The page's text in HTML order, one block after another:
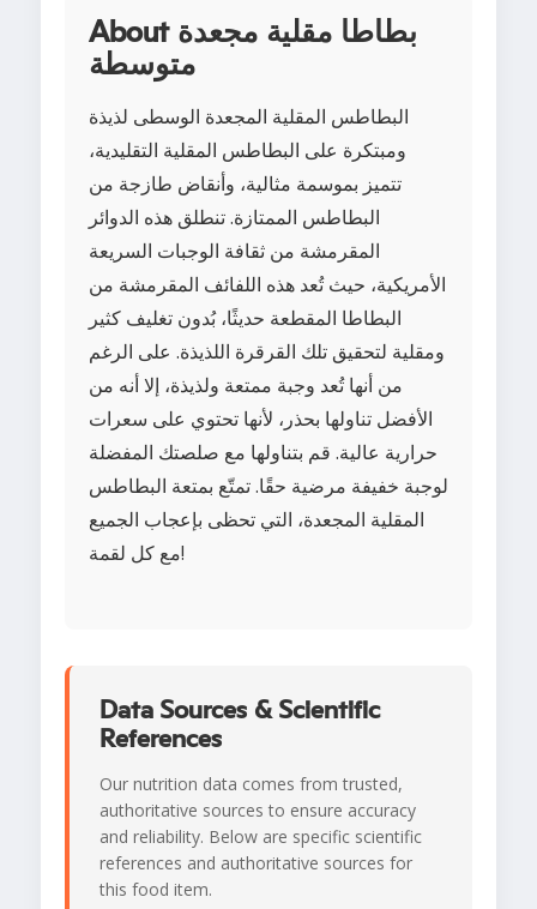
About بطاطا مقلية مجعدة
متوسطة
البطاطس المقلية المجعدة الوسطى لذيذة
ومبتكرة على البطاطس المقلية التقليدية،
تتميز بموسمة مثالية، وأنقاض طازجة من
البطاطس الممتازة. تنطلق هذه الدوائر
المقرمشة من ثقافة الوجبات السريعة
الأمريكية، حيث تُعد هذه اللفائف المقرمشة من
البطاطا المقطعة حديثًا، بُدون تغليف كثير
ومقلية لتحقيق تلك القرقرة اللذيذة. على الرغم
من أنها تُعد وجبة ممتعة ولذيذة، إلا أنه من
الأفضل تناولها بحذر، لأنها تحتوي على سعرات
حرارية عالية. قم بتناولها مع صلصتك المفضلة
لوجبة خفيفة مرضية حقًا. تمتّع بمتعة البطاطس
المقلية المجعدة، التي تحظى بإعجاب الجميع
مع كل لقمة!
Data Sources & Scientific
References
Our nutrition data comes from trusted,
authoritative sources to ensure accuracy
and reliability. Below are specific scientific
references and authoritative sources for
this food item.